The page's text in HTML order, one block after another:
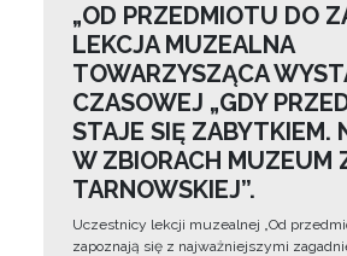
„OD PRZEDMIOTU DO
LEKCJA MUZEALNA
TOWARZYSZĄCA
CZASOWEJ „GDY
STAJE SIĘ ZABYTKIEM.
W ZBIORACH MUZEUM
TARNOWSKIEJ”.
Uczestnicy lekcji muzealnej „Od
zapoznają się z najważniejszymi